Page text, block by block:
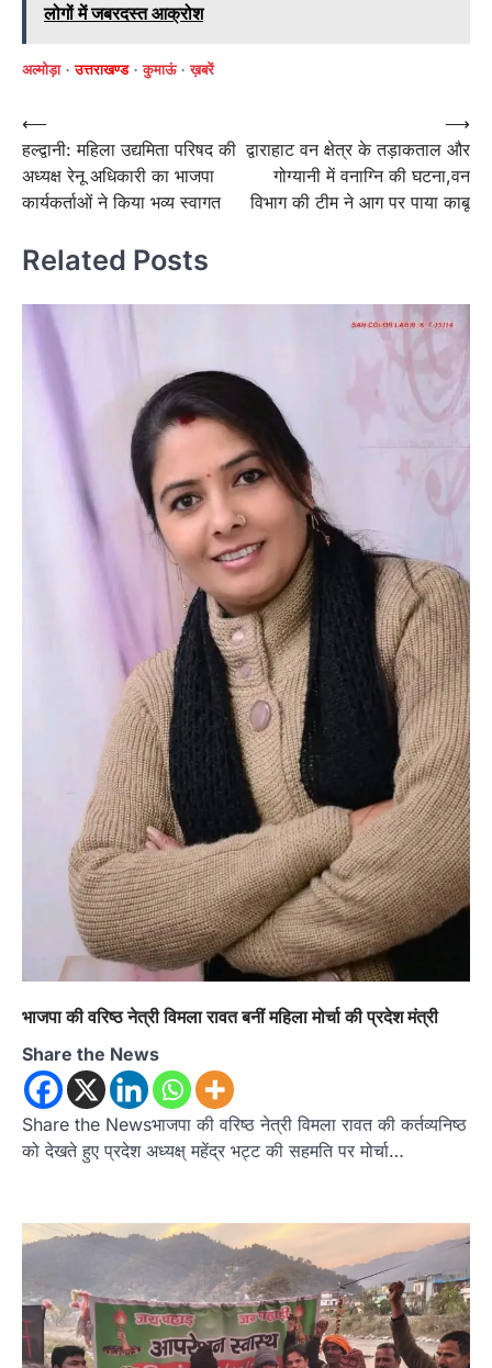
लोगों में जबरदस्त आक्रोश
अल्मोड़ा उत्तराखण्ड कुमाऊं ख़बरें
Post
navigation
⟵
हल्द्वानी: महिला उद्यमिता परिषद की
अध्यक्ष रेनू अधिकारी का भाजपा
कार्यकर्ताओं ने किया भव्य स्वागत
द्वाराहाट वन क्षेत्र के तड़ाकताल और
गोग्यानी में वनाग्नि की घटना,वन
विभाग की टीम ने आग पर पाया काबू
⟶
Related Posts
भाजपा की वरिष्ठ नेत्री विमला रावत बनीं महिला मोर्चा की प्रदेश मंत्री
Share the News
Share the Newsभाजपा की वरिष्ठ नेत्री विमला रावत की कर्तव्यनिष्ठ
को देखते हुए प्रदेश अध्यक्ष् महेंद्र भट्ट की सहमति पर मोर्चा…